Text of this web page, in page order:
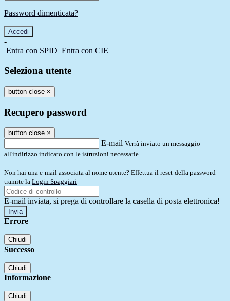
Password dimenticata?
-
Entra con SPID Entra con CIE
Seleziona utente
button close ×
Recupero password
button close ×
E-mail Verrà inviato un messaggio
all'indirizzo indicato con le istruzioni necessarie.
Non hai una e-mail associata al nome utente? Effettua il reset della password
tramite la Login Spaggiari
E-mail inviata, si prega di controllare la casella di posta elettronica!
Errore
Chiudi
Successo
Chiudi
Informazione
Chiudi